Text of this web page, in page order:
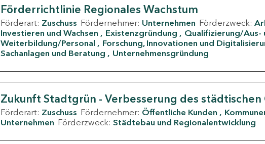
Förderrichtlinie Regionales Wachstum
Förderart: Zuschuss Fördernehmer: Unternehmen Förderzweck:
Investieren und Wachsen
Existenzgründung
Qualifizierung/Aus-
Weiterbildung/Personal
Forschung, Innovationen und
Sachanlagen und Beratung
Unternehmensgründung
Zukunft Stadtgrün - Verbesserung des städtischen
Förderart: Zuschuss Fördernehmer: Öffentliche Kunden
Unternehmen Förderzweck: Städtebau und Regionalentwicklung